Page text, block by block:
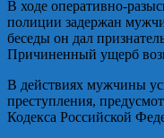
В ходе оперативно-
полиции задержан
беседы он дал
Причиненный ущерб
В действиях мужчины
преступления,
Кодекса Российской